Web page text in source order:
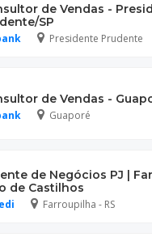
de Vendas -
SP
Presidente Prudente
de Vendas -
Guaporé
de Negócios PJ |
de Castilhos
Farroupilha - RS